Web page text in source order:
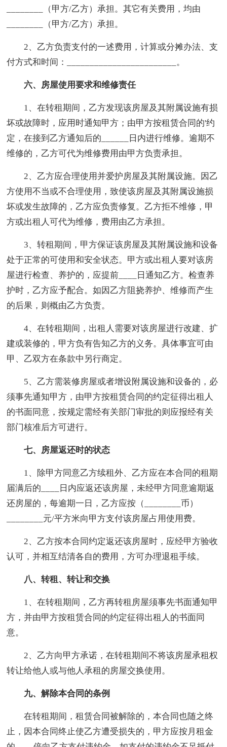
________（甲方/乙方）承担。其它有关费用，均由
________（甲方/乙方）承担。
2、乙方负责支付的一述费用，计算或分摊办法、支
付方式和时间：________________________。
六、房屋使用要求和维修责任
1、在转租期间，乙方发现该房屋及其附属设施有损
坏或故障时，应用时通知甲方；由甲方按租赁合同的'约
定，在接到乙方通知后的______日内进行维修。逾期不
维修的，乙方可代为维修费用由甲方负责承担。
2、乙方应合理使用并爱护房屋及其附属设施。因乙
方使用不当或不合理使用，致使该房屋及其附属设施损
坏或发生故障的，乙方应负责修复。乙方拒不维修，甲
方或出租人可代为维修，费用由乙方承担。
3、转租期间，甲方保证该房屋及其附属设施和设备
处于正常的可使用和安全状态。甲方或出租人要对该房
屋进行检查、养护的，应提前____日通知乙方。检查养
护时，乙方应予配合。如因乙方阻挠养护、维修而产生
的后果，则概由乙方负责。
4、在转租期间，出租人需要对该房屋进行改建、扩
建或装修的，甲方负有告知乙方的义务。具体事宜可由
甲、乙双方在条款中另行商定。
5、乙方需装修房屋或者增设附属设施和设备的，必
须事先通知甲方，由甲方按租赁合同的约定征得出租人
的书面同意，按规定需经有关部门审批的则应报经有关
部门核准后方可进行。
七、房屋返还时的状态
1、除甲方同意乙方续租外、乙方应在本合同的租期
届满后的____日内应返还该房屋，未经甲方同意逾期返
还房屋的，每逾期一日，乙方应按（________币）
________元/平方米向甲方支付该房屋占用使用费。
2、乙方按本合同约定返还该房屋时，应经甲方验收
认可，并相互结清各自的费用，方可办理退租手续。
八、转租、转让和交换
1、在转租期间，乙方再转租房屋须事先书面通知甲
方，并由甲方按租赁合同的约定征得出租人的书面同
意。
2、乙方向甲方承诺，在转租期间不将该房屋承租权
转让给他人或与他人承租的房屋交换使用。
九、解除本合同的条例
在转租期间，租赁合同被解除的，本合同也随之终
止，因本合同终止使乙方遭受损失的，甲方应按月租金